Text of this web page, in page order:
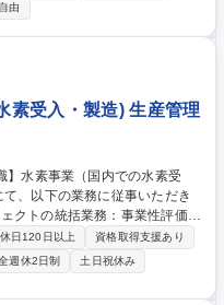
由
素受入・製造) 生産管理
クトの統括業務：事業性評価
全般の立案/事業パートナーの
ンハウスエンジニアとして、以
日120日以上
資格取得支援あり
週休2日制
土日祝休み